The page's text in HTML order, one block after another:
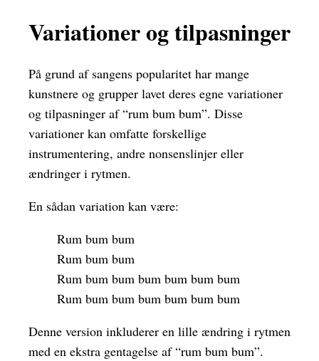
Variationer og tilpasninger
På grund af sangens popularitet har mange
kunstnere og grupper lavet deres egne variationer
og tilpasninger af “rum bum bum”. Disse
variationer kan omfatte forskellige
instrumentering, andre nonsenslinjer eller
ændringer i rytmen.
En sådan variation kan være:
Rum bum bum
Rum bum bum
Rum bum bum bum bum bum bum
Rum bum bum bum bum bum bum
Denne version inkluderer en lille ændring i rytmen
med en ekstra gentagelse af “rum bum bum”.